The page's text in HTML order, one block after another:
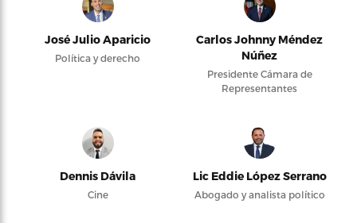
José Julio Aparicio
Política y derecho
Carlos Johnny Méndez
Núñez
Presidente Cámara de
Representantes
Dennis Dávila
Cine
Lic Eddie López Serrano
Abogado y analista político